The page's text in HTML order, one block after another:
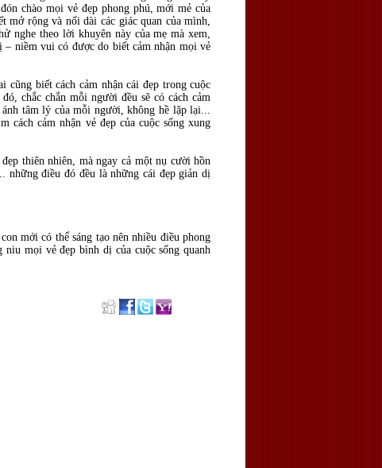
chào mọi vẻ đẹp phong phú, mới mẻ của
mở rộng và nối dài các giác quan của mình,
nghe theo lời khuyên này của mẹ mà xem,
niềm vui có được do biết cảm nhận mọi vẻ
cũng biết cách cảm nhận cái đẹp trong cuộc
chắc chắn mỗi người đều sẽ có cách cảm
tâm lý của mỗi người, không hề lặp lại...
cách cảm nhận vẻ đẹp của cuộc sống xung
thiên nhiên, mà ngay cả một nụ cười hồn
những điều đó đều là những cái đẹp giản dị
mới có thể sáng tạo nên nhiều điều phong
mọi vẻ đẹp bình dị của cuộc sống quanh